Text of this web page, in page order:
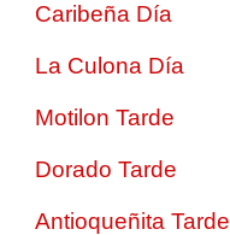
Caribeña Día
La Culona Día
Motilon Tarde
Dorado Tarde
Antioqueñita Tarde